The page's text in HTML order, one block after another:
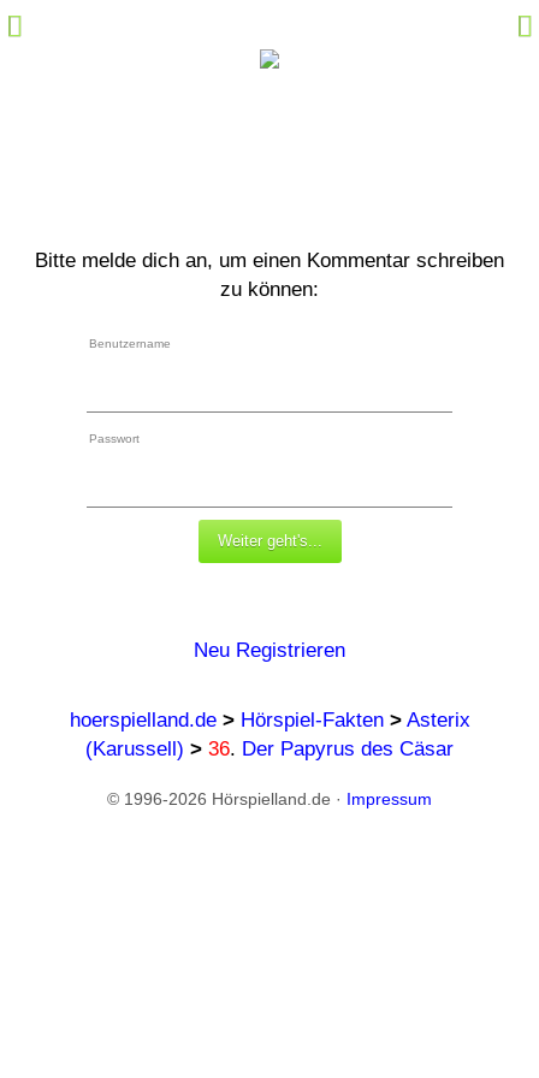
Hörspiel-Fakten
Bitte melde dich an, um einen Kommentar schreiben
zu können:
Benutzername
Passwort
Neu Registrieren
hoerspielland.de > Hörspiel-Fakten > Asterix
(Karussell) > 36. Der Papyrus des Cäsar
© 1996-2026 Hörspielland.de · Impressum